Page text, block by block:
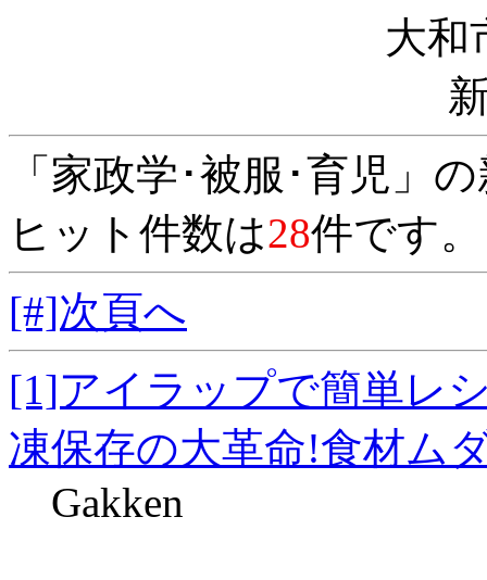
大和
「家政学･被服･育児」
ヒット件数は28件です
[#]次頁へ
[1]アイラップで簡
凍保存の大革命!食材ム
Gakken